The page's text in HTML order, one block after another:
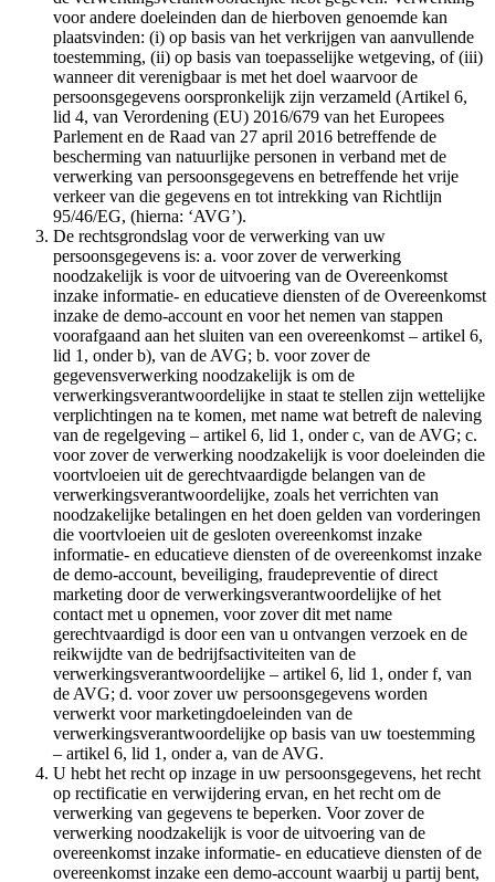
voor andere doeleinden dan de hierboven genoemde kan
plaatsvinden: (i) op basis van het verkrijgen van aanvullende
toestemming, (ii) op basis van toepasselijke wetgeving, of (iii)
wanneer dit verenigbaar is met het doel waarvoor de
persoonsgegevens oorspronkelijk zijn verzameld (Artikel 6,
lid 4, van Verordening (EU) 2016/679 van het Europees
Parlement en de Raad van 27 april 2016 betreffende de
bescherming van natuurlijke personen in verband met de
verwerking van persoonsgegevens en betreffende het vrije
verkeer van die gegevens en tot intrekking van Richtlijn
95/46/EG, (hierna: ‘AVG’).
De rechtsgrondslag voor de verwerking van uw
persoonsgegevens is: a. voor zover de verwerking
noodzakelijk is voor de uitvoering van de Overeenkomst
inzake informatie- en educatieve diensten of de Overeenkomst
inzake de demo-account en voor het nemen van stappen
voorafgaand aan het sluiten van een overeenkomst – artikel 6,
lid 1, onder b), van de AVG; b. voor zover de
gegevensverwerking noodzakelijk is om de
verwerkingsverantwoordelijke in staat te stellen zijn wettelijke
verplichtingen na te komen, met name wat betreft de naleving
van de regelgeving – artikel 6, lid 1, onder c, van de AVG; c.
voor zover de verwerking noodzakelijk is voor doeleinden die
voortvloeien uit de gerechtvaardigde belangen van de
verwerkingsverantwoordelijke, zoals het verrichten van
noodzakelijke betalingen en het doen gelden van vorderingen
die voortvloeien uit de gesloten overeenkomst inzake
informatie- en educatieve diensten of de overeenkomst inzake
de demo-account, beveiliging, fraudepreventie of direct
marketing door de verwerkingsverantwoordelijke of het
contact met u opnemen, voor zover dit met name
gerechtvaardigd is door een van u ontvangen verzoek en de
reikwijdte van de bedrijfsactiviteiten van de
verwerkingsverantwoordelijke – artikel 6, lid 1, onder f, van
de AVG; d. voor zover uw persoonsgegevens worden
verwerkt voor marketingdoeleinden van de
verwerkingsverantwoordelijke op basis van uw toestemming
– artikel 6, lid 1, onder a, van de AVG.
U hebt het recht op inzage in uw persoonsgegevens, het recht
op rectificatie en verwijdering ervan, en het recht om de
verwerking van gegevens te beperken. Voor zover de
verwerking noodzakelijk is voor de uitvoering van de
overeenkomst inzake informatie- en educatieve diensten of de
overeenkomst inzake een demo-account waarbij u partij bent,